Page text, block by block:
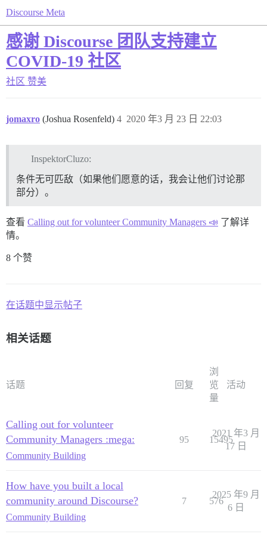
Discourse Meta
感谢 Discourse 团队支持建立
COVID-19 社区
社区 赞美
jomaxro (Joshua Rosenfeld) 2020 年3 月 23 日 22:03
4
InspektorCluzo:
条件无可匹敌（如果他们愿意的话，我会让他们讨论那
部分）。
查看 Calling out for volunteer Community Managers 📣 了解详
情。
8 个赞
在话题中显示帖子
相关话题
话题 回复
浏
览
量
活动
Calling out for volunteer
Community Managers :mega:
Community Building
95 15495
2021 年3 月
17 日
How have you built a local
community around Discourse?
Community Building
7 576
2025 年9 月
6 日